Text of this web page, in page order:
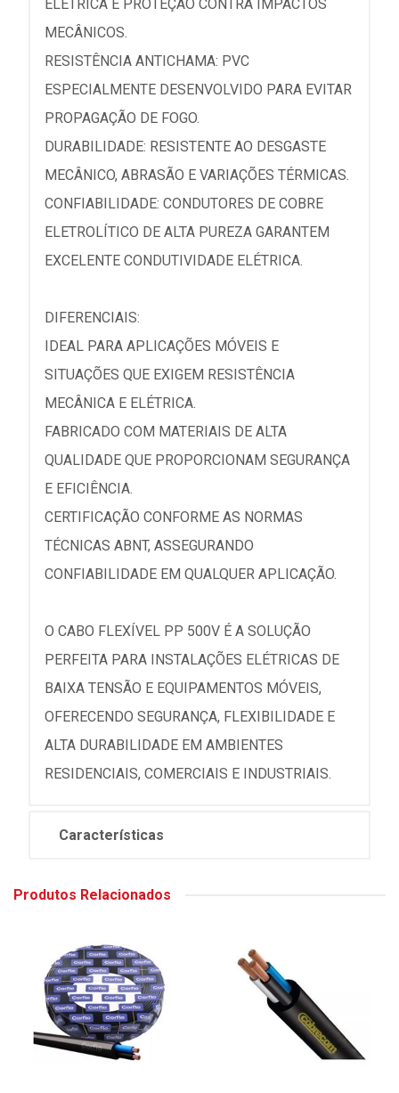
ELÉTRICA E PROTEÇÃO CONTRA IMPACTOS
MECÂNICOS.
RESISTÊNCIA ANTICHAMA: PVC
ESPECIALMENTE DESENVOLVIDO PARA EVITAR
PROPAGAÇÃO DE FOGO.
DURABILIDADE: RESISTENTE AO DESGASTE
MECÂNICO, ABRASÃO E VARIAÇÕES TÉRMICAS.
CONFIABILIDADE: CONDUTORES DE COBRE
ELETROLÍTICO DE ALTA PUREZA GARANTEM
EXCELENTE CONDUTIVIDADE ELÉTRICA.
DIFERENCIAIS:
IDEAL PARA APLICAÇÕES MÓVEIS E
SITUAÇÕES QUE EXIGEM RESISTÊNCIA
MECÂNICA E ELÉTRICA.
FABRICADO COM MATERIAIS DE ALTA
QUALIDADE QUE PROPORCIONAM SEGURANÇA
E EFICIÊNCIA.
CERTIFICAÇÃO CONFORME AS NORMAS
TÉCNICAS ABNT, ASSEGURANDO
CONFIABILIDADE EM QUALQUER APLICAÇÃO.
O CABO FLEXÍVEL PP 500V É A SOLUÇÃO
PERFEITA PARA INSTALAÇÕES ELÉTRICAS DE
BAIXA TENSÃO E EQUIPAMENTOS MÓVEIS,
OFERECENDO SEGURANÇA, FLEXIBILIDADE E
ALTA DURABILIDADE EM AMBIENTES
RESIDENCIAIS, COMERCIAIS E INDUSTRIAIS.
Características
Produtos Relacionados